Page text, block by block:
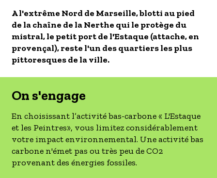
- Les établissements Accueil vélo
LES OFFRES MYPROVENCE
S'inscrire à nos newsletters
A l'extrême Nord de Marseille, blotti au pied
de la chaîne de la Nerthe qui le protège du
mistral, le petit port de l'Estaque (attache, en
provençal), reste l'un des quartiers les plus
pittoresques de la ville.
On s'engage
En choisissant l’activité bas-carbone « L'Estaque
et les Peintres», vous limitez considérablement
votre impact environnemental. Une activité bas
carbone n'émet pas ou très peu de CO2
provenant des énergies fossiles.